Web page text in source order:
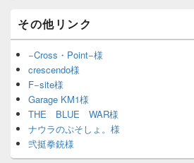
その他リンク
−Cross・Point−様
crescendo様
F−site様
Garage KM1様
THE BLUE WAR様
ナウラのぷそしょ。様
弐挺拳銃様